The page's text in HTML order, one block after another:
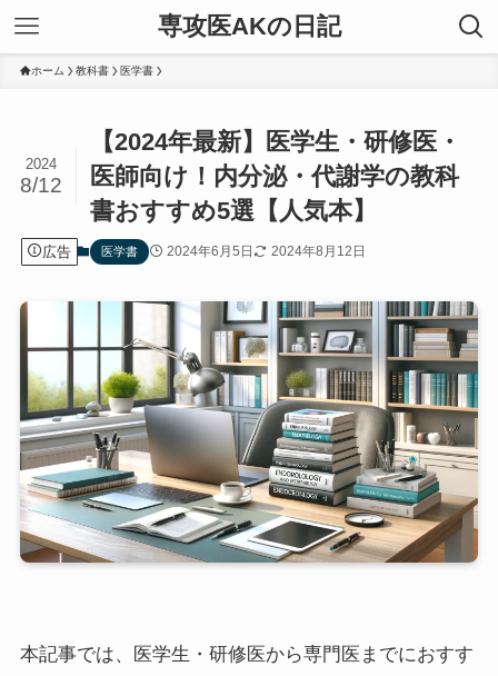
専攻医AKの日記
ホーム 教科書 医学書
【2024年最新】医学生・研修医・
医師向け！内分泌・代謝学の教科
書おすすめ5選【人気本】
2024
8/12
広告 医学書 2024年6月5日 2024年8月12日
本記事では、医学生・研修医から専門医までにおすす